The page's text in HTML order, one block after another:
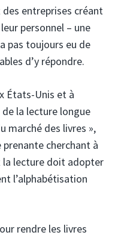
entreprises créant
personnel – une
pas toujours eu de
d’y répondre.
États-Unis et à
la lecture longue
marché des livres »,
cherchant à
la lecture doit adopter
l’alphabétisation
rendre les livres